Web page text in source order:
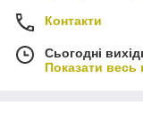
Контакти
Сьогодні
Показати весь